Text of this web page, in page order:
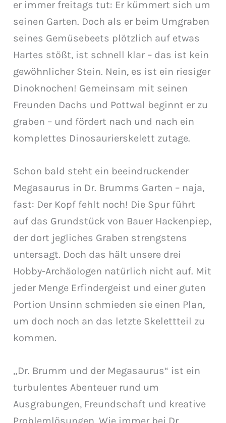
er immer freitags tut: Er kümmert sich um
seinen Garten. Doch als er beim Umgraben
seines Gemüsebeets plötzlich auf etwas
Hartes stößt, ist schnell klar – das ist kein
gewöhnlicher Stein. Nein, es ist ein riesiger
Dinoknochen! Gemeinsam mit seinen
Freunden Dachs und Pottwal beginnt er zu
graben – und fördert nach und nach ein
komplettes Dinosaurierskelett zutage.
Schon bald steht ein beeindruckender
Megasaurus in Dr. Brumms Garten – naja,
fast: Der Kopf fehlt noch! Die Spur führt
auf das Grundstück von Bauer Hackenpiep,
der dort jegliches Graben strengstens
untersagt. Doch das hält unsere drei
Hobby-Archäologen natürlich nicht auf. Mit
jeder Menge Erfindergeist und einer guten
Portion Unsinn schmieden sie einen Plan,
um doch noch an das letzte Skelettteil zu
kommen.
„Dr. Brumm und der Megasaurus“ ist ein
turbulentes Abenteuer rund um
Ausgrabungen, Freundschaft und kreative
Problemlösungen. Wie immer bei Dr.